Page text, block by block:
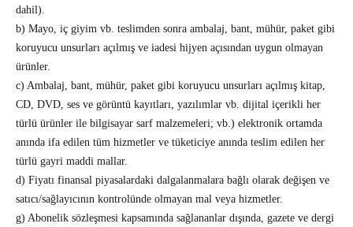
dahil).
b) Mayo, iç giyim vb. teslimden sonra ambalaj, bant, mühür, paket gibi
koruyucu unsurları açılmış ve iadesi hijyen açısından uygun olmayan
ürünler.
c) Ambalaj, bant, mühür, paket gibi koruyucu unsurları açılmış kitap,
CD, DVD, ses ve görüntü kayıtları, yazılımlar vb. dijital içerikli her
türlü ürünler ile bilgisayar sarf malzemeleri; vb.) elektronik ortamda
anında ifa edilen tüm hizmetler ve tüketiciye anında teslim edilen her
türlü gayri maddi mallar.
d) Fiyatı finansal piyasalardaki dalgalanmalara bağlı olarak değişen ve
satıcı/sağlayıcının kontrolünde olmayan mal veya hizmetler.
g) Abonelik sözleşmesi kapsamında sağlananlar dışında, gazete ve dergi